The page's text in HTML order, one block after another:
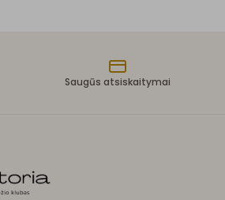
Saugūs atsiskaitymai